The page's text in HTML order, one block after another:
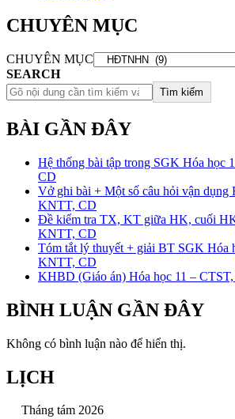
CHUYÊN MỤC
CHUYÊN MỤC
SEARCH
Tìm kiếm
BÀI GẦN ĐÂY
Hệ thống bài tập trong SGK Hóa học
CD
Vở ghi bài + Một số câu hỏi vận dụng
KNTT, CD
Đề kiểm tra TX, KT giữa HK, cuối
KNTT, CD
Tóm tắt lý thuyết + giải BT SGK Hóa
KNTT, CD
KHBD (Giáo án) Hóa học 11 –
BÌNH LUẬN GẦN ĐÂY
Không có bình luận nào để hiển thị.
LỊCH
Tháng tám 2026